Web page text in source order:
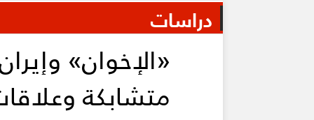
دراسات
«الإخوان»
متشابكة